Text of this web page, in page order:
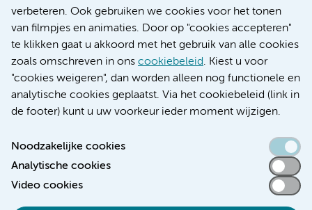
verbeteren. Ook gebruiken we cookies voor het tonen
van filmpjes en animaties. Door op "cookies accepteren"
te klikken gaat u akkoord met het gebruik van alle cookies
zoals omschreven in ons cookiebeleid. Kiest u voor
"cookies weigeren", dan worden alleen nog functionele en
analytische cookies geplaatst. Via het cookiebeleid (link in
de footer) kunt u uw voorkeur ieder moment wijzigen.
Noodzakelijke cookies
Analytische cookies
Video cookies
Educatie locatie AMC
Educatie locatie VUmc
Toegankelijkheidsverklaring
Responsible disclosure